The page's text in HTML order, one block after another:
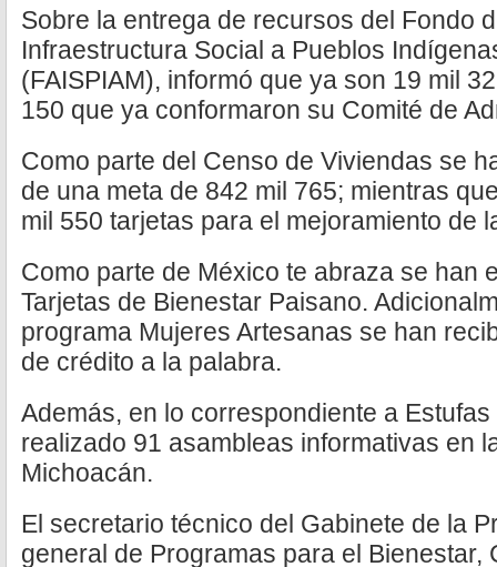
Sobre la entrega de recursos del Fondo
Infraestructura Social a Pueblos
(FAISPIAM), informó que ya son 19 mil
150 que ya conformaron su Comité de
Como parte del Censo de Viviendas se
de una meta de 842 mil 765; mientras
mil 550 tarjetas para el mejoramiento de
Como parte de México te abraza se han
Tarjetas de Bienestar Paisano.
programa Mujeres Artesanas se han
de crédito a la palabra.
Además, en lo correspondiente a
realizado 91 asambleas informativas en
Michoacán.
El secretario técnico del Gabinete de la
general de Programas para el Bienestar,